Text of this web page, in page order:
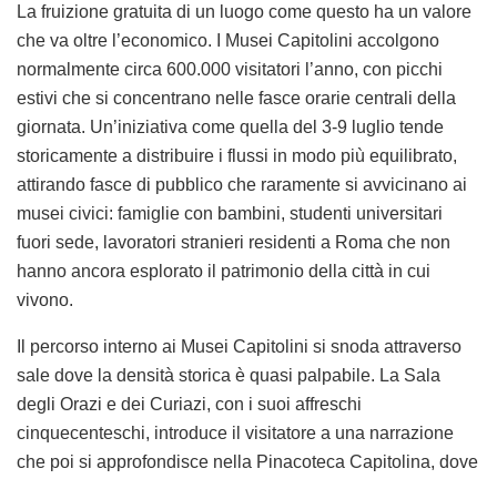
La fruizione gratuita di un luogo come questo ha un valore
che va oltre l’economico. I Musei Capitolini accolgono
normalmente circa 600.000 visitatori l’anno, con picchi
estivi che si concentrano nelle fasce orarie centrali della
giornata. Un’iniziativa come quella del 3-9 luglio tende
storicamente a distribuire i flussi in modo più equilibrato,
attirando fasce di pubblico che raramente si avvicinano ai
musei civici: famiglie con bambini, studenti universitari
fuori sede, lavoratori stranieri residenti a Roma che non
hanno ancora esplorato il patrimonio della città in cui
vivono.
Il percorso interno ai Musei Capitolini si snoda attraverso
sale dove la densità storica è quasi palpabile. La Sala
degli Orazi e dei Curiazi, con i suoi affreschi
cinquecenteschi, introduce il visitatore a una narrazione
che poi si approfondisce nella Pinacoteca Capitolina, dove